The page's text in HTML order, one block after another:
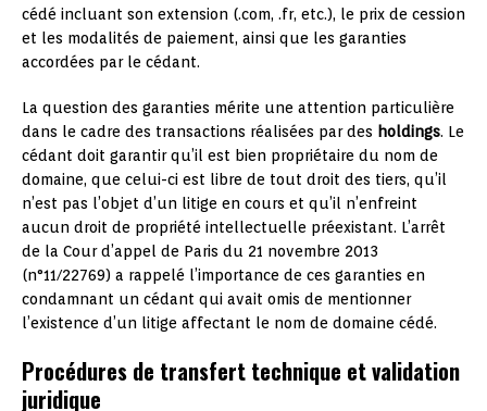
cédé incluant son extension (.com, .fr, etc.), le prix de cession
et les modalités de paiement, ainsi que les garanties
accordées par le cédant.
La question des garanties mérite une attention particulière
dans le cadre des transactions réalisées par des holdings. Le
cédant doit garantir qu’il est bien propriétaire du nom de
domaine, que celui-ci est libre de tout droit des tiers, qu’il
n’est pas l’objet d’un litige en cours et qu’il n’enfreint
aucun droit de propriété intellectuelle préexistant. L’arrêt
de la Cour d’appel de Paris du 21 novembre 2013
(n°11/22769) a rappelé l’importance de ces garanties en
condamnant un cédant qui avait omis de mentionner
l’existence d’un litige affectant le nom de domaine cédé.
Procédures de transfert technique et validation
juridique